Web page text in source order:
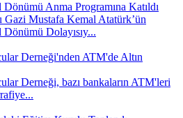
Anma Programına Katıldı
Mustafa Kemal Atatürk’ün
Dolayısıy...
Derneği'nden ATM'de Altın
Derneği, bazı bankaların ATM'leri